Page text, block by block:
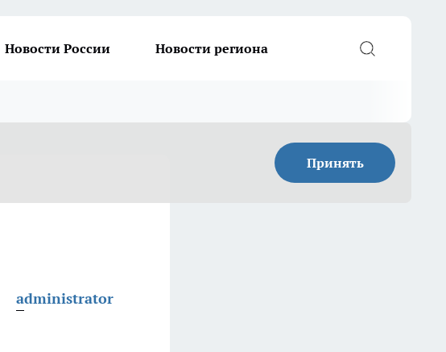
Новости России Новости региона
Принять
administrator